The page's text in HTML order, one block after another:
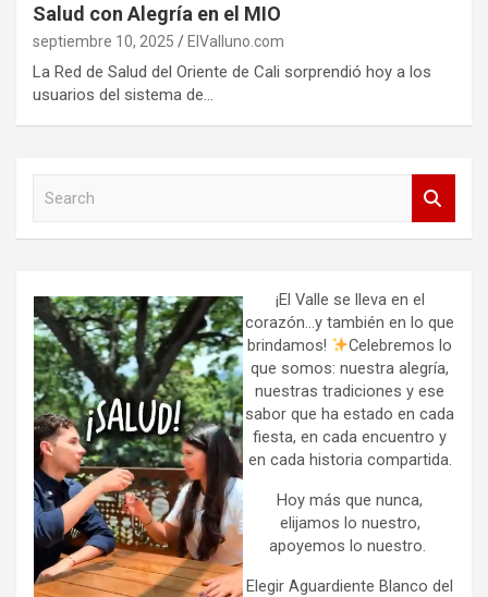
Salud con Alegría en el MIO
septiembre 10, 2025 ElValluno.com
La Red de Salud del Oriente de Cali sorprendió hoy a los
usuarios del sistema de…
h
¡El Valle se lleva en el
corazón…y también en lo que
brindamos!
Celebremos lo
que somos: nuestra alegría,
nuestras tradiciones y ese
sabor que ha estado en cada
fiesta, en cada encuentro y
en cada historia compartida.
Hoy más que nunca,
elijamos lo nuestro,
apoyemos lo nuestro.
Elegir Aguardiente Blanco del